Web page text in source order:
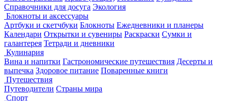
Справочники для досуга Экология
Блокноты и аксессуары
Артбуки и скетчбуки Блокноты Ежедневники и планеры
Календари Открытки и сувениры Раскраски Сумки и
галантерея Тетради и дневники
Кулинария
Вина и напитки Гастрономические путешествия Десерты и
выпечка Здоровое питание Поваренные книги
Путешествия
Путеводители Страны мира
Спорт